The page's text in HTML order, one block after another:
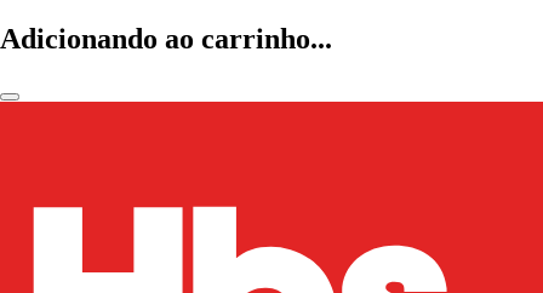
Adicionando ao carrinho...